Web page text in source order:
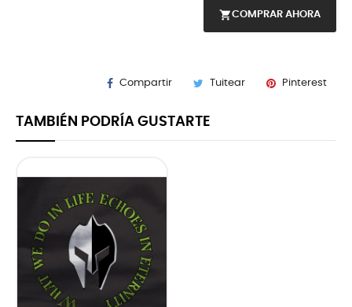
shopping_cartCOMPRAR AHORA
Compartir Tuitear Pinterest
TAMBIÉN PODRÍA GUSTARTE